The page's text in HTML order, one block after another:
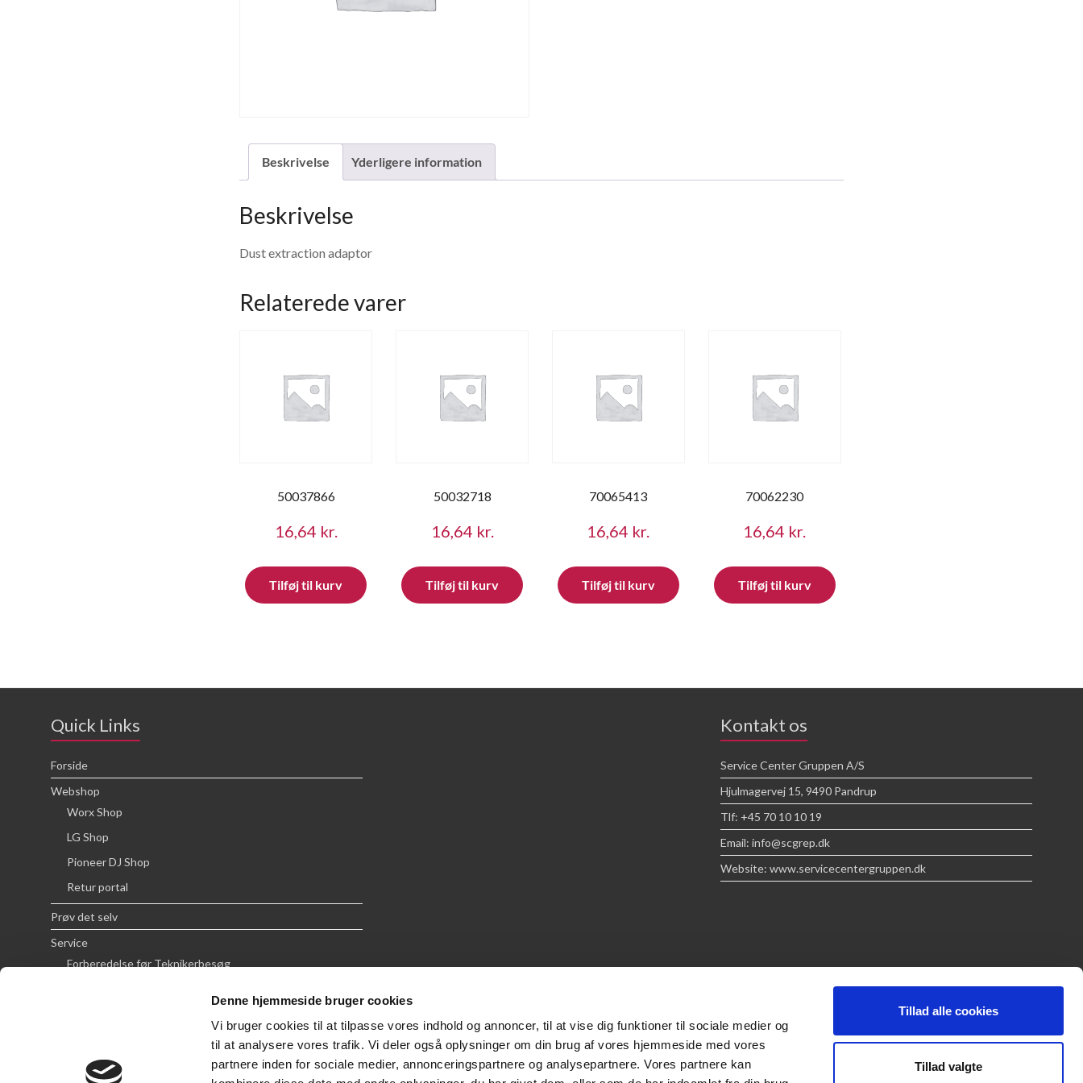
Denne hjemmeside bruger cookies
Vi bruger cookies til at tilpasse vores indhold og annoncer, til at vise dig funktioner til sociale medier og
til at analysere vores trafik. Vi deler også oplysninger om din brug af vores hjemmeside med vores
partnere inden for sociale medier, annonceringspartnere og analysepartnere. Vores partnere kan
Tillad alle cookies
Tillad valgte
Beskrivelse Yderligere information
Beskrivelse
Dust extraction adaptor
Relaterede varer
50037866
16,64 kr.
Tilføj til kurv
50032718
16,64 kr.
Tilføj til kurv
70065413
16,64 kr.
Tilføj til kurv
70062230
16,64 kr.
Tilføj til kurv
Quick Links
Forside
Webshop
Worx Shop
LG Shop
Pioneer DJ Shop
Retur portal
Prøv det selv
Service
Forberedelse før Teknikerbesøg
Handelsbetingelser
Kontakt os
Service Center Gruppen A/S
Hjulmagervej 15, 9490 Pandrup
Tlf: +45 70 10 10 19
Email: info@scgrep.dk
Website: www.servicecentergruppen.dk